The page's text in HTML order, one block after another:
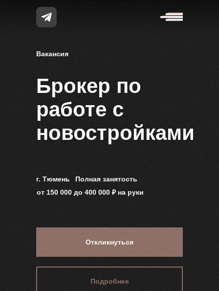
Брокер по
работе с
новостройками
г. Тюмень
Вакансия
Откликнуться
Подробнее
от 150 000 до 400 000 ₽ на руки
Полная занятость